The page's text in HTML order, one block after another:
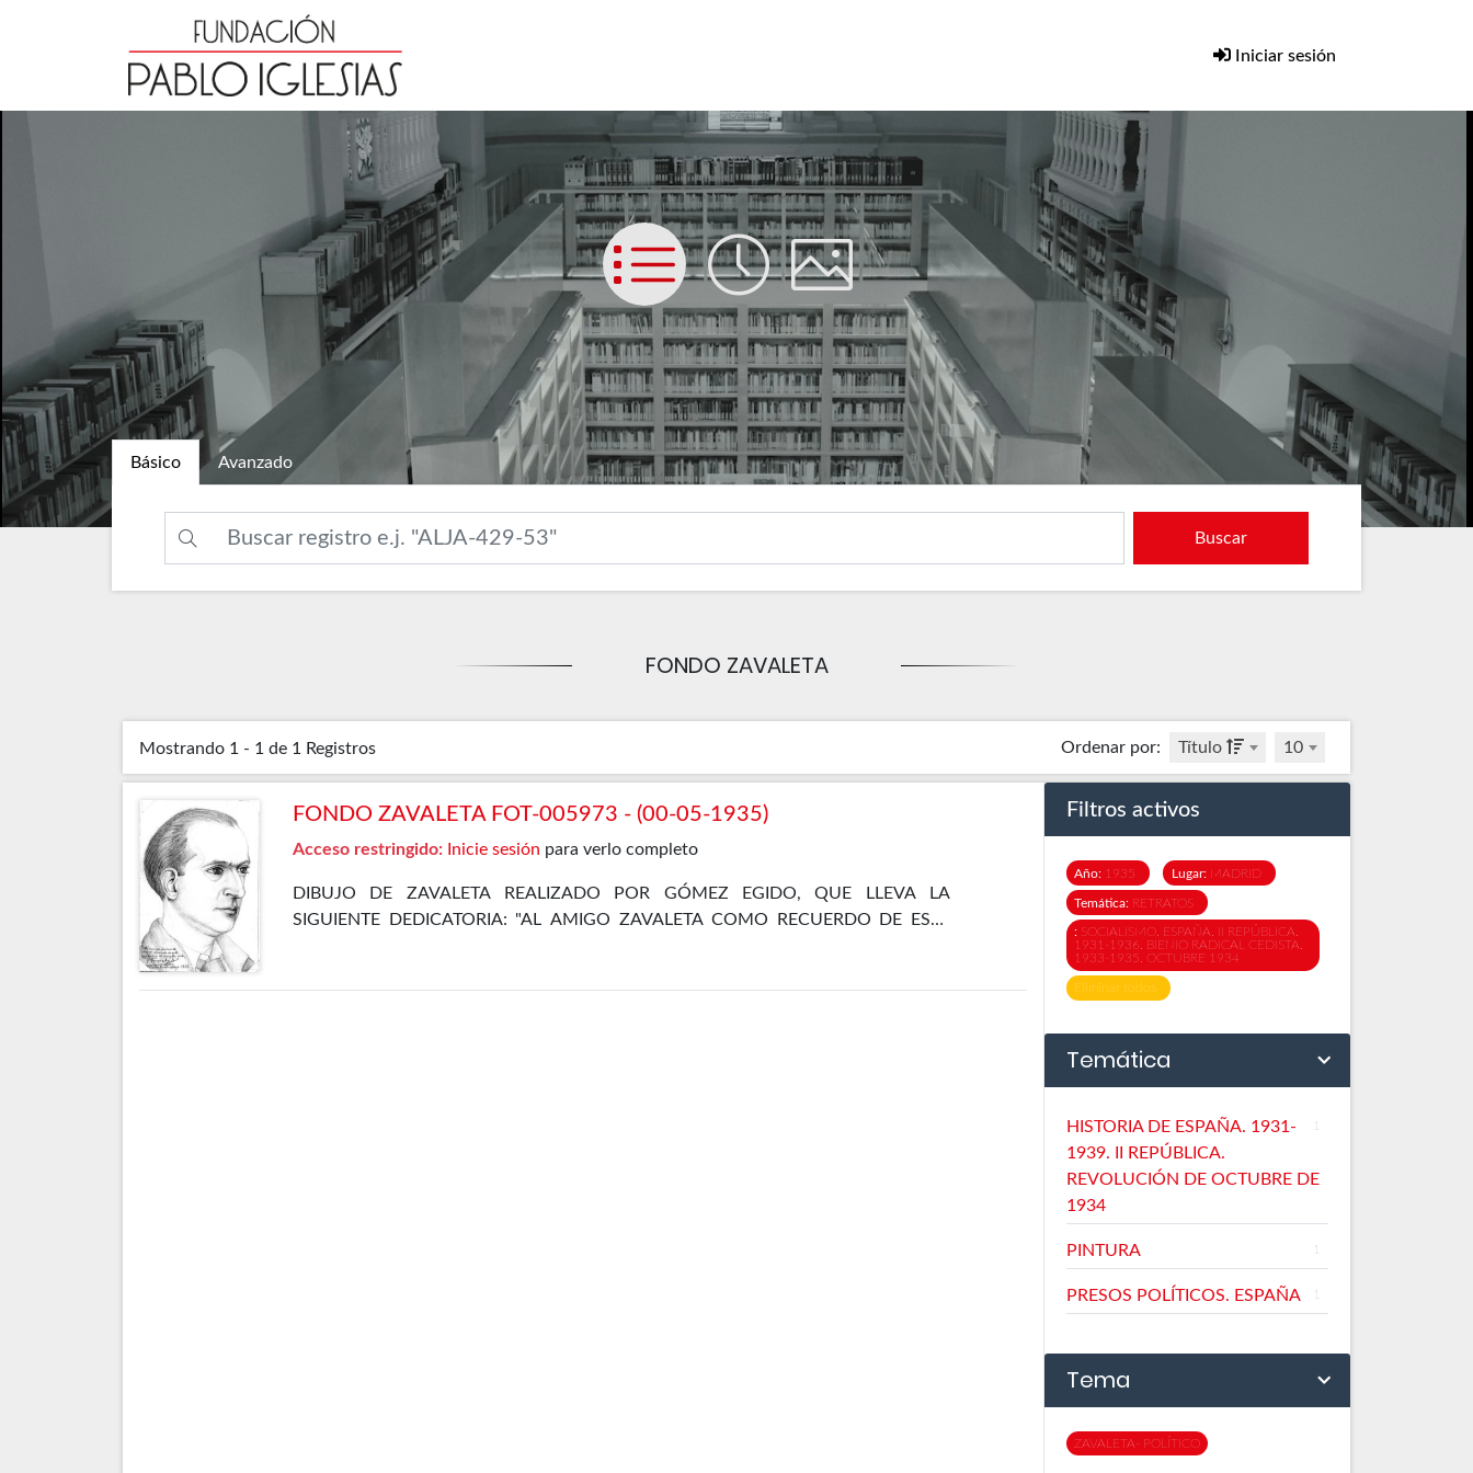
Iniciar sesión
List Time Picture
Básico Avanzado
Buscar
FONDO ZAVALETA
Mostrando 1 - 1 de 1 Registros Ordenar por: Título 10
FONDO ZAVALETA FOT-005973 - (00-05-1935)
Acceso restringido: Inicie sesión para verlo completo
DIBUJO DE ZAVALETA REALIZADO POR GÓMEZ EGIDO, QUE LLEVA LA
SIGUIENTE DEDICATORIA: "AL AMIGO ZAVALETA COMO RECUERDO DE ESTE
Filtros activos
Año: 1935 Lugar:MADRID
Temática: RETRATOS
: SOCIALISMO. ESPAÑA. II REPÚBLICA.
1931-1936. BIENIO RADICAL CEDISTA.
1933-1935. OCTUBRE 1934
Eliminar todos
Temática
1
HISTORIA DE ESPAÑA. 1931-
1939. II REPÚBLICA.
REVOLUCIÓN DE OCTUBRE DE
1934
1
PINTURA
1
PRESOS POLÍTICOS. ESPAÑA
Tema
ZAVALETA- POLÍTICO